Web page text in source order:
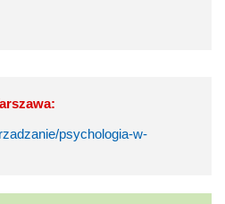
psychologia-w-